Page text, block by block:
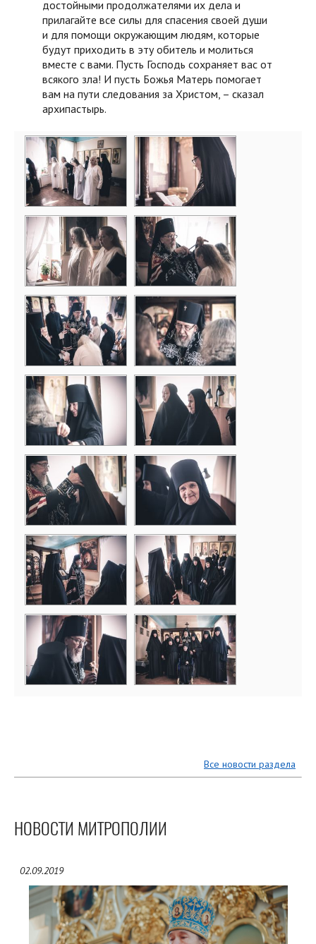
достойными продолжателями их дела и
прилагайте все силы для спасения своей души
и для помощи окружающим людям, которые
будут приходить в эту обитель и молиться
вместе с вами. Пусть Господь сохраняет вас от
всякого зла! И пусть Божья Матерь помогает
вам на пути следования за Христом, – сказал
архипастырь.
Все новости раздела
НОВОСТИ МИТРОПОЛИИ
02.09.2019